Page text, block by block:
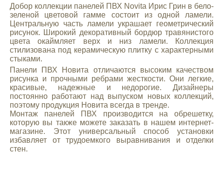
Добор коллекции панелей ПВХ Novita Ирис Грин в бело-
зеленой цветовой гамме состоит из одной ламели.
Центральную часть ламели украшает геометрический
рисунок. Широкий декоративный бордюр травянистого
цвета окаймляет верх и низ ламели. Коллекция
стилизована под керамическую плитку с характерными
стыками.
Панели ПВХ Новита отличаются высоким качеством
рисунка и прочными ребрами жесткости. Они легкие,
красивые, надежные и недорогие. Дизайнеры
постоянно работают над выпуском новых коллекций,
поэтому продукция Новита всегда в тренде.
Монтаж панелей ПВХ производится на обрешетку,
которую вы также можете заказать в нашем интернет-
магазине. Этот универсальный способ установки
избавляет от трудоемкого выравнивания и отделки
стен.
Toyota
Volkswagen
УАЗ
Дополнительные товары